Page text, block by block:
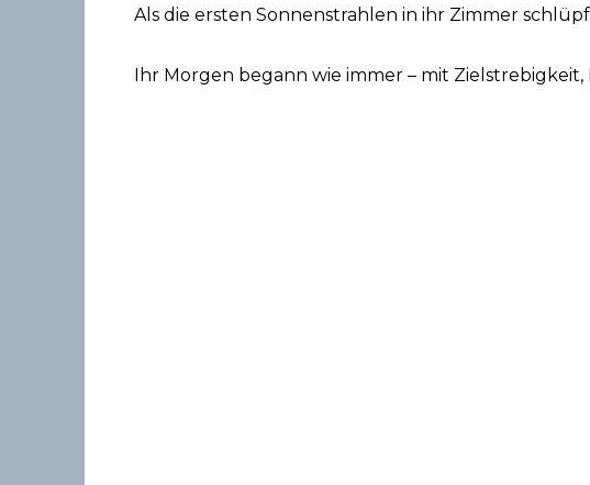
Als die ersten Sonnenstrahlen in ihr Zimmer
Ihr Morgen begann wie immer – mit